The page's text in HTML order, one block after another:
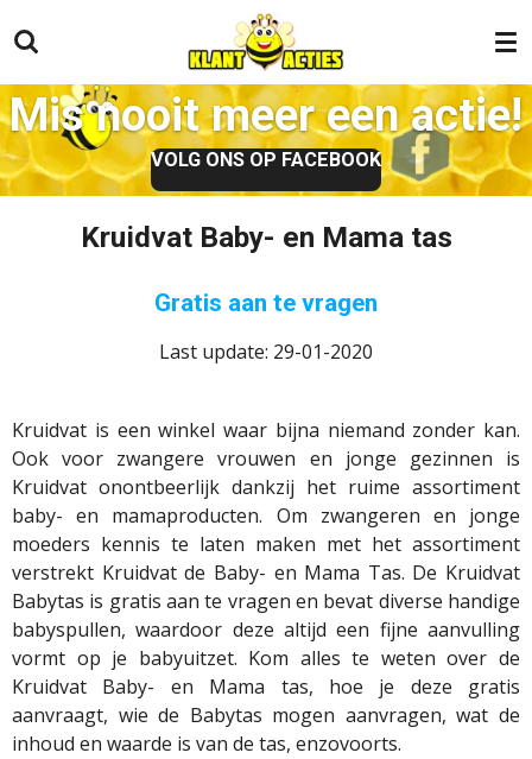
direct
naar
de
hoofdinhoud
Mis nooit meer een actie!
VOLG ONS OP FACEBOOK
Kruidvat Baby- en Mama tas
Gratis aan te vragen
Last update: 29-01-2020
Kruidvat is een winkel waar bijna niemand zonder kan.
Ook voor zwangere vrouwen en jonge gezinnen is
Kruidvat onontbeerlijk dankzij het ruime assortiment
baby- en mamaproducten. Om zwangeren en jonge
moeders kennis te laten maken met het assortiment
verstrekt Kruidvat de Baby- en Mama Tas. De Kruidvat
Babytas is gratis aan te vragen en bevat diverse handige
babyspullen, waardoor deze altijd een fijne aanvulling
vormt op je babyuitzet. Kom alles te weten over de
Kruidvat Baby- en Mama tas, hoe je deze gratis
aanvraagt, wie de Babytas mogen aanvragen, wat de
inhoud en waarde is van de tas, enzovoorts.